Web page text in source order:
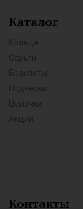
Каталог
Кольца
Серьги
Браслеты
Подвески
Цепочки
Акции
Контакты